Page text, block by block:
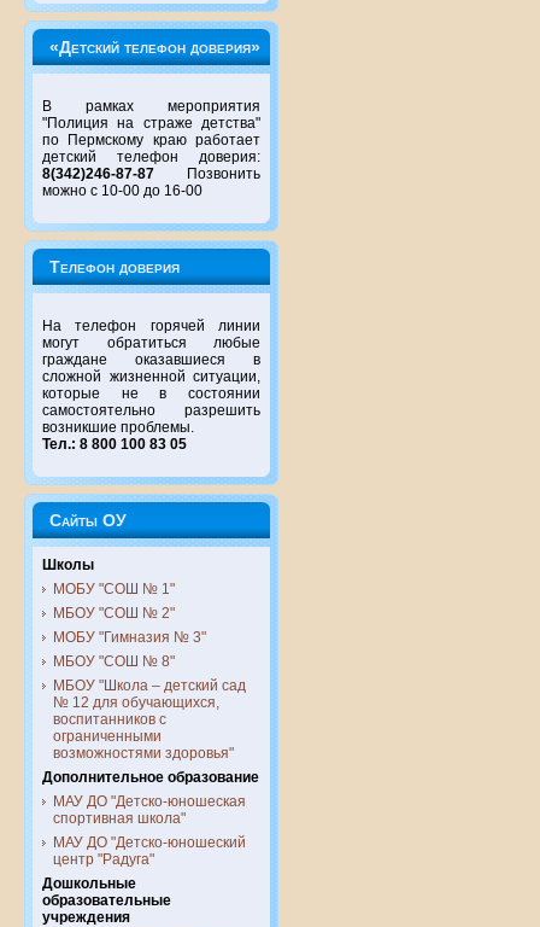
«Детский телефон доверия»
В рамках мероприятия
"Полиция на страже детства"
по Пермскому краю работает
детский телефон доверия:
8(342)246-87-87 Позвонить
можно с 10-00 до 16-00
Телефон доверия
На телефон горячей линии
могут обратиться любые
граждане оказавшиеся в
сложной жизненной ситуации,
которые не в состоянии
самостоятельно разрешить
возникшие проблемы.
Тел.: 8 800 100 83 05
Сайты ОУ
Школы
МОБУ "СОШ № 1"
МБОУ "СОШ № 2"
МОБУ "Гимназия № 3"
МБОУ "СОШ № 8"
МБОУ "Школа – детский сад
№ 12 для обучающихся,
воспитанников с
ограниченными
возможностями здоровья"
Дополнительное образование
МАУ ДО "Детско-юношеская
спортивная школа"
МАУ ДО "Детско-юношеский
центр "Радуга"
Дошкольные
образовательные
учреждения